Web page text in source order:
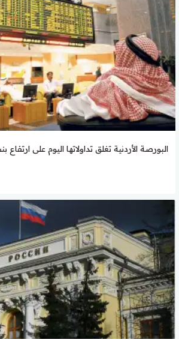
البورصة الأردنية تغلق تداولاتها اليوم على ارتفاع بنسبة